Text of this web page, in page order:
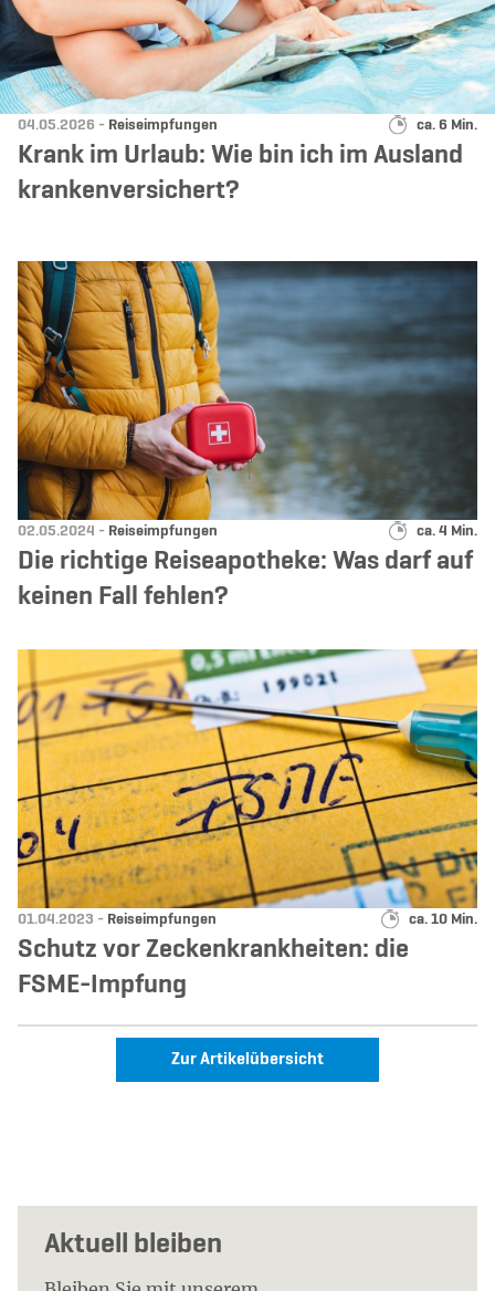
Datum:
04.05.2026 - Kategorie:
Reiseimpfungen Lesedauer:
ca. 6 Min.
Krank im Urlaub: Wie bin ich im Ausland
krankenversichert?
Datum:
02.05.2024 - Kategorie:
Reiseimpfungen Lesedauer:
ca. 4 Min.
Die richtige Reiseapotheke: Was darf auf
keinen Fall fehlen?
Datum:
01.04.2023 - Kategorie:
Reiseimpfungen Lesedauer:
ca. 10 Min.
Schutz vor Zeckenkrankheiten: die
FSME-Impfung
Zur Artikelübersicht
Aktuell bleiben